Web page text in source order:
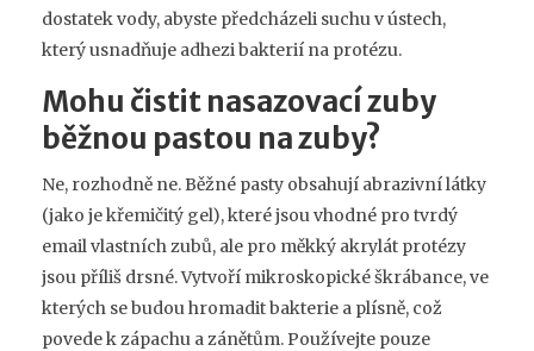
dostatek vody, abyste předcházeli suchu v ústech,
který usnadňuje adhezi bakterií na protézu.
Mohu čistit nasazovací zuby
běžnou pastou na zuby?
Ne, rozhodně ne. Běžné pasty obsahují abrazivní látky
(jako je křemičitý gel), které jsou vhodné pro tvrdý
email vlastních zubů, ale pro měkký akrylát protézy
jsou příliš drsné. Vytvoří mikroskopické škrábance, ve
kterých se budou hromadit bakterie a plísně, což
povede k zápachu a zánětům. Používejte pouze